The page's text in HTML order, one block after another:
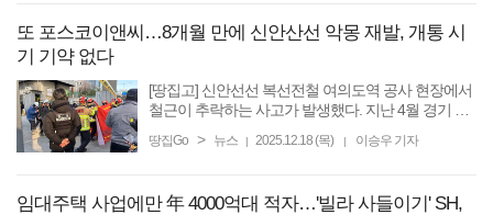
또 포스코이앤씨…8개월 만에 신안산선 악몽 재발, 개통 시
기 기약 없다
[땅집고] 신안선선 복선전철 여의도역 공사 현장에서
철근이 추락하는 사고가 발생했다. 지난 4월 경기 광
개월 만이다. 광명 사고 조사가 끝나기도 전에 추가
땅집Go > 뉴스 | 2025.12.18 (목) | 이승우 기자
임대주택 사업에만 年 4000억대 적자…'빌라 사들이기' SH,